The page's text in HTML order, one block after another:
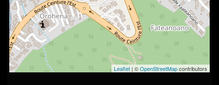
Leaflet| ©OpenStreetMapcontributors